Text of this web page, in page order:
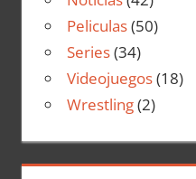
Peliculas(50)
Series(34)
Videojuegos(18)
Wrestling(2)